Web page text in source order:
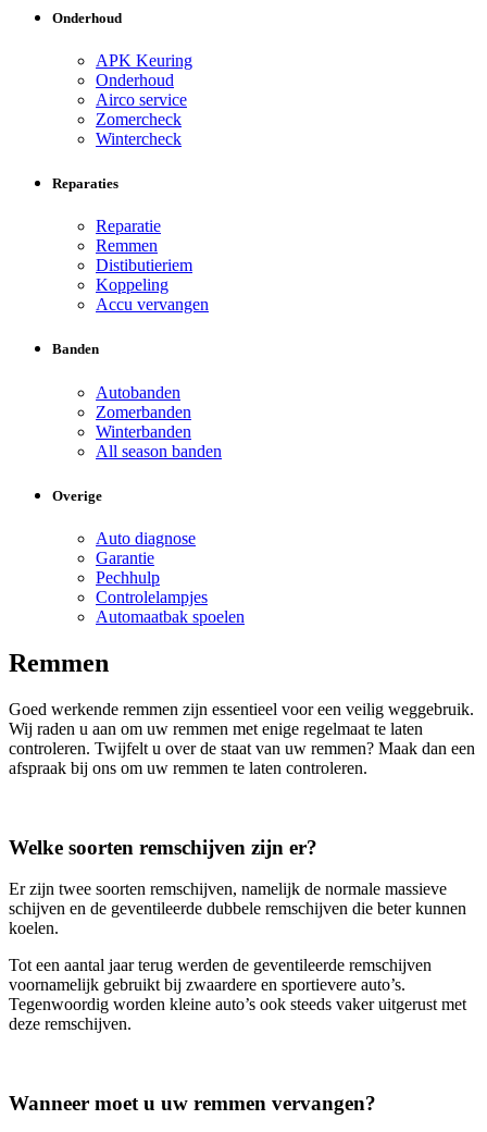
Onderhoud
APK Keuring
Onderhoud
Airco service
Zomercheck
Wintercheck
Reparaties
Reparatie
Remmen
Distibutieriem
Koppeling
Accu vervangen
Banden
Autobanden
Zomerbanden
Winterbanden
All season banden
Overige
Auto diagnose
Garantie
Pechhulp
Controlelampjes
Automaatbak spoelen
Remmen
Goed werkende remmen zijn essentieel voor een veilig weggebruik.
Wij raden u aan om uw remmen met enige regelmaat te laten
controleren. Twijfelt u over de staat van uw remmen? Maak dan een
afspraak bij ons om uw remmen te laten controleren.
Welke soorten remschijven zijn er?
Er zijn twee soorten remschijven, namelijk de normale massieve
schijven en de geventileerde dubbele remschijven die beter kunnen
koelen.
Tot een aantal jaar terug werden de geventileerde remschijven
voornamelijk gebruikt bij zwaardere en sportievere auto’s.
Tegenwoordig worden kleine auto’s ook steeds vaker uitgerust met
deze remschijven.
Wanneer moet u uw remmen vervangen?